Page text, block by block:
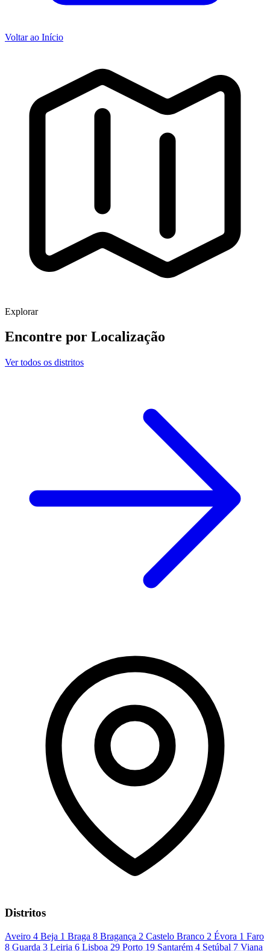
Voltar ao Início
Explorar
Encontre por Localização
Ver todos os distritos
Distritos
Aveiro 4 Beja 1 Braga 8 Bragança 2 Castelo Branco 2 Évora 1 Faro
8 Guarda 3 Leiria 6 Lisboa 29 Porto 19 Santarém 4 Setúbal 7 Viana